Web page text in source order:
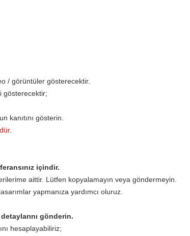
/ görüntüler gösterecektir.
gösterecektir;
kanıtını gösterin.
içindir.
aittir. Lütfen kopyalamayın veya göndermeyin.
yapmanıza yardımcı oluruz.
gönderin.
hesaplayabiliriz;